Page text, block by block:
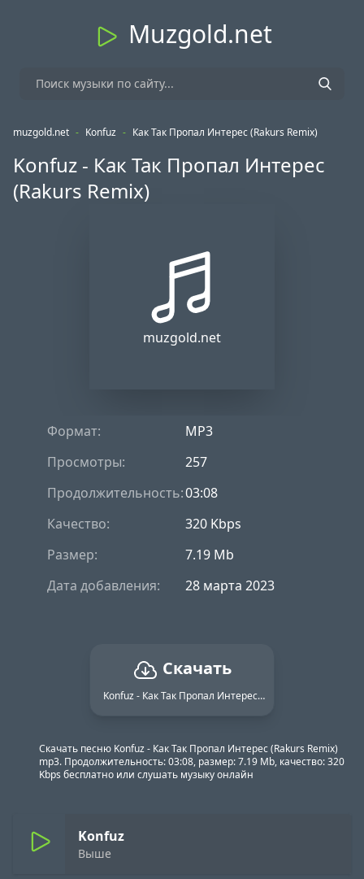
Muzgold.net
muzgold.net - Konfuz - Как Так Пропал Интерес (Rakurs Remix)
Konfuz - Как Так Пропал Интерес
(Rakurs Remix)
muzgold.net
Формат:
MP3
Просмотры:
257
Продолжительность:03:08
Качество:
320 Kbps
Размер:
7.19 Mb
Дата добавления:
28 марта 2023
Скачать
Konfuz - Как Так Пропал Интерес (Rakurs Remix)
Скачать песню Konfuz - Как Так Пропал Интерес (Rakurs Remix)
mp3. Продолжительность: 03:08, размер: 7.19 Mb, качество: 320
Kbps бесплатно или слушать музыку онлайн
Konfuz
Выше